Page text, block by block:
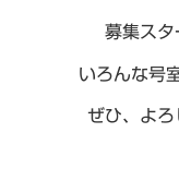
募集スタ
いろんな号
ぜひ、よ